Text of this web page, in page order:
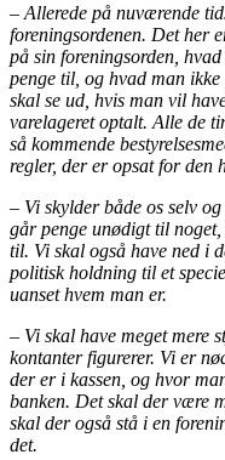
– Allerede på nuværende
foreningsordenen. Det her
på sin foreningsorden,
penge til, og hvad man
skal se ud, hvis man vil
varelageret optalt. Alle de
så kommende
regler, der er opsat for den
– Vi skylder både os selv
går penge unødigt til
til. Vi skal også have ned i
politisk holdning til et
uanset hvem man er.
– Vi skal have meget mere
kontanter figurerer. Vi er
der er i kassen, og hvor
banken. Det skal der være
skal der også stå i en
det.